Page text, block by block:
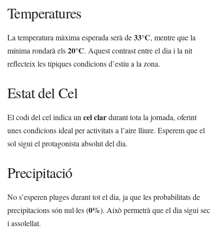
Temperatures
La temperatura màxima esperada serà de33°C, mentre que la
mínima rondarà els20°C. Aquest contrast entre el dia i la nit
reflecteix les típiques condicions d’estiu a la zona.
Estat del Cel
El codi del cel indica uncel clardurant tota la jornada, oferint
unes condicions ideal per activitats a l’aire lliure. Esperem que el
sol sigui el protagonista absolut del dia.
Precipitació
No s’esperen pluges durant tot el dia, ja que les probabilitats de
precipitacions són nul·les (0%). Això permetrà que el dia sigui sec
i assolellat.